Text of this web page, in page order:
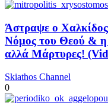
Άστραψε ο Χαλκίδος
Νόμος του Θεού & η
αλλά Μάρτυρες!
Skiathos Channel
0